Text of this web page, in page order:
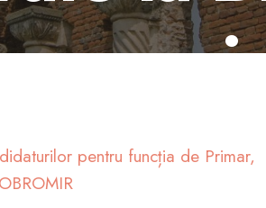
pentru funcția de Primar,